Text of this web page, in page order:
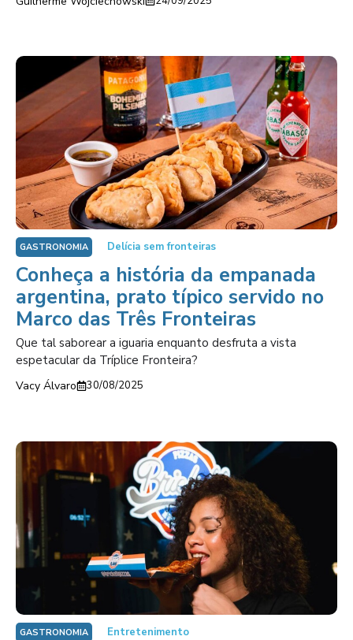
GASTRONOMIA Delícia sem fronteiras
Conheça a história da empanada
argentina, prato típico servido no
Marco das Três Fronteiras
Que tal saborear a iguaria enquanto desfruta a vista
espetacular da Tríplice Fronteira?
Vacy Álvaro 30/08/2025
GASTRONOMIA Entretenimento